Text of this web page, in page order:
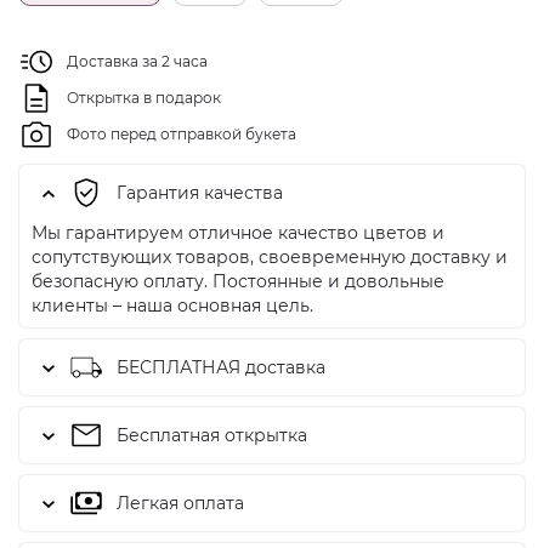
Доставка за 2 часа
Открытка в подарок
Фото перед отправкой букета
Гарантия качества
Мы гарантируем отличное качество цветов и
сопутствующих товаров, своевременную доставку и
безопасную оплату. Постоянные и довольные
клиенты – наша основная цель.
БЕСПЛАТНАЯ доставка
Бесплатная открытка
Легкая оплата